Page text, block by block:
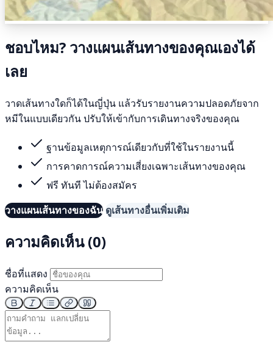
ชอบไหม? วางแผนเส้นทางของคุณเองได้
เลย
วาดเส้นทางใดก็ได้ในญี่ปุ่น แล้วรับรายงานความปลอดภัยจาก
หมีในแบบเดียวกัน ปรับให้เข้ากับการเดินทางจริงของคุณ
ฐานข้อมูลเหตุการณ์เดียวกับที่ใช้ในรายงานนี้
การคาดการณ์ความเสี่ยงเฉพาะเส้นทางของคุณ
ฟรี ทันที ไม่ต้องสมัคร
วางแผนเส้นทางของฉัน ดูเส้นทางอื่นเพิ่มเติม
ความคิดเห็น (0)
ชื่อที่แสดง
ความคิดเห็น